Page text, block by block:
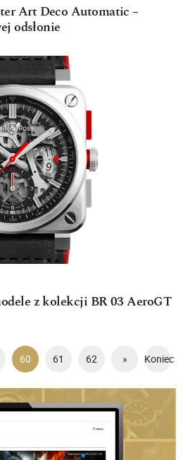
Art Deco Automatic –
odsłonie
z kolekcji BR 03 AeroGT
60 61 62 » Koniec